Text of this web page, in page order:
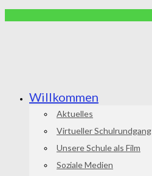
Willkommen
Aktuelles
Virtueller Schulrundgang
Unsere Schule als Film
Soziale Medien